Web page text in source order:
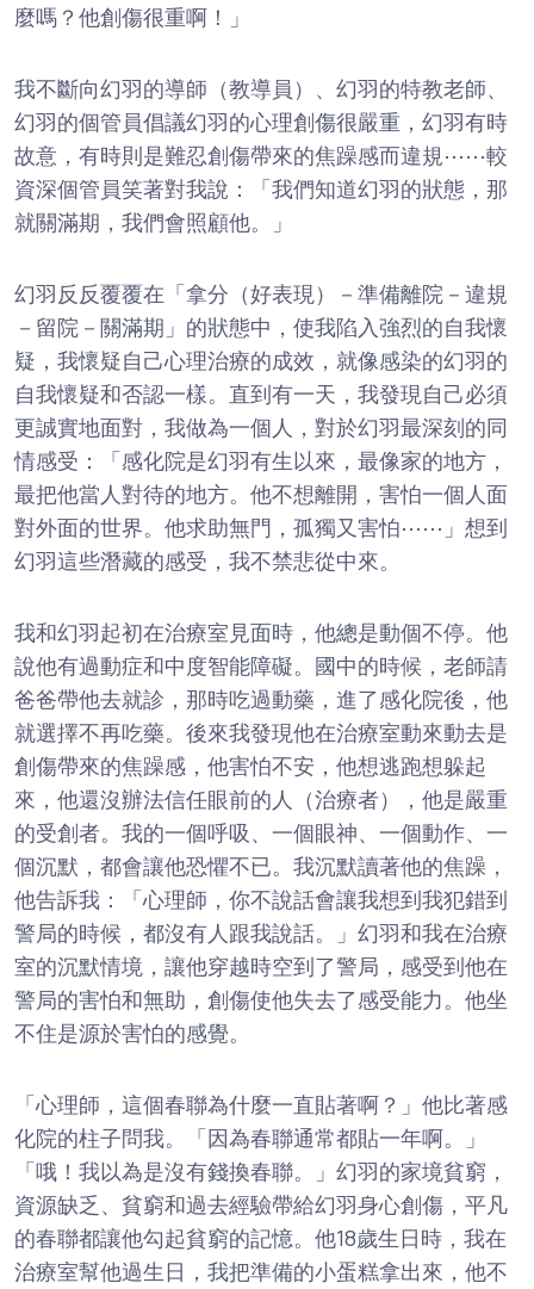
麼嗎？他創傷很重啊！」
我不斷向幻羽的導師（教導員）、幻羽的特教老師、
幻羽的個管員倡議幻羽的心理創傷很嚴重，幻羽有時
故意，有時則是難忍創傷帶來的焦躁感而違規⋯⋯較
資深個管員笑著對我說：「我們知道幻羽的狀態，那
就關滿期，我們會照顧他。」
幻羽反反覆覆在「拿分（好表現）－準備離院－違規
－留院－關滿期」的狀態中，使我陷入強烈的自我懷
疑，我懷疑自己心理治療的成效，就像感染的幻羽的
自我懷疑和否認一樣。直到有一天，我發現自己必須
更誠實地面對，我做為一個人，對於幻羽最深刻的同
情感受：「感化院是幻羽有生以來，最像家的地方，
最把他當人對待的地方。他不想離開，害怕一個人面
對外面的世界。他求助無門，孤獨又害怕⋯⋯」想到
幻羽這些潛藏的感受，我不禁悲從中來。
我和幻羽起初在治療室見面時，他總是動個不停。他
說他有過動症和中度智能障礙。國中的時候，老師請
爸爸帶他去就診，那時吃過動藥，進了感化院後，他
就選擇不再吃藥。後來我發現他在治療室動來動去是
創傷帶來的焦躁感，他害怕不安，他想逃跑想躲起
來，他還沒辦法信任眼前的人（治療者），他是嚴重
的受創者。我的一個呼吸、一個眼神、一個動作、一
個沉默，都會讓他恐懼不已。我沉默讀著他的焦躁，
他告訴我：「心理師，你不說話會讓我想到我犯錯到
警局的時候，都沒有人跟我說話。」幻羽和我在治療
室的沉默情境，讓他穿越時空到了警局，感受到他在
警局的害怕和無助，創傷使他失去了感受能力。他坐
不住是源於害怕的感覺。
「心理師，這個春聯為什麼一直貼著啊？」他比著感
化院的柱子問我。「因為春聯通常都貼一年啊。」
「哦！我以為是沒有錢換春聯。」幻羽的家境貧窮，
資源缺乏、貧窮和過去經驗帶給幻羽身心創傷，平凡
的春聯都讓他勾起貧窮的記憶。他18歲生日時，我在
治療室幫他過生日，我把準備的小蛋糕拿出來，他不